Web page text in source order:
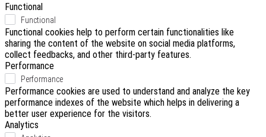
Functional
Functional
Functional cookies help to perform certain functionalities like
sharing the content of the website on social media platforms,
collect feedbacks, and other third-party features.
Performance
Performance
Performance cookies are used to understand and analyze the key
performance indexes of the website which helps in delivering a
better user experience for the visitors.
Analytics